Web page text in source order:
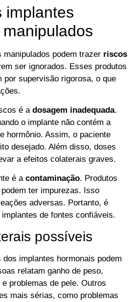
implantes
manipulados podem trazer riscos
ser ignorados. Esses produtos
por supervisão rigorosa, o que
é a dosagem inadequada.
o implante não contém a
hormônio. Assim, o paciente
desejado. Além disso, doses
a efeitos colaterais graves.
é a contaminação. Produtos
ter impurezas. Isso
adversas. Portanto, é
de fontes confiáveis.
possíveis
implantes hormonais podem
relatam ganho de peso,
problemas de pele. Outros
mais sérias, como problemas